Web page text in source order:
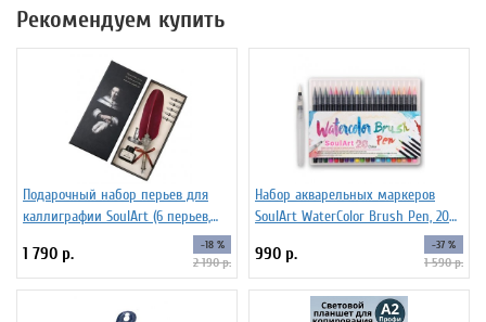
Рекомендуем купить
Подарочный набор перьев для
каллиграфии SoulArt (6 перьев,
1 790 р. -18 %
2 190 р.
Набор акварельных маркеров
SoulArt WaterColor Brush Pen, 20
990 р. -37 %
1 590 р.